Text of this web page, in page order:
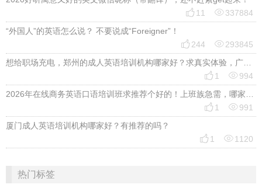
 11 337884
“外国人”的英语怎么说？ 不要说成“Foreigner”！
 244 293845
想给职场充电，郑州的成人英语培训机构哪家好？求真实体验，广告勿扰，感谢！
 1 994
2026年在线商务英语口语培训班求推荐个好的！上班族急需，哪家好？
 1 991
厦门成人英语培训机构哪家好？有推荐的吗？
 1 1120
热门标签